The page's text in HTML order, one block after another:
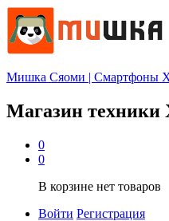
Мишка Сяоми | Смартфоны
Магазин техники
0
0
В корзине нет товаров
Войти Регистрация